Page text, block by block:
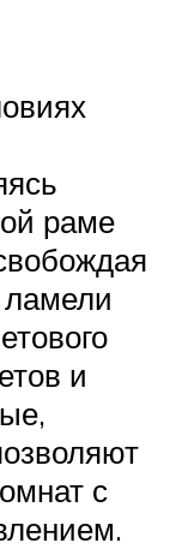
раме
и
с